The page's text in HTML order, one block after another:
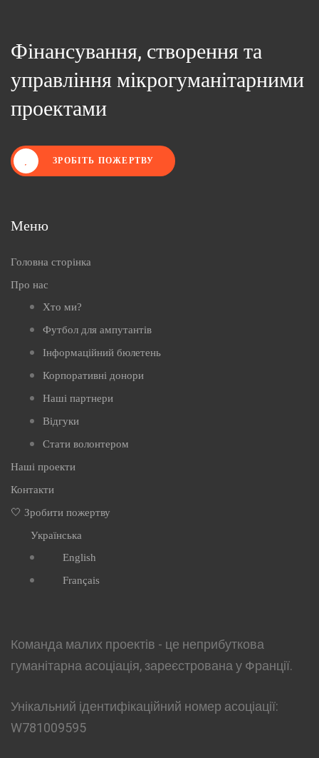
Фінансування, створення та
управління мікрогуманітарними
проектами
ЗРОБІТЬ ПОЖЕРТВУ
Меню
Головна сторінка
Про нас
Хто ми?
Футбол для ампутантів
Інформаційний бюлетень
Корпоративні донори
Наші партнери
Відгуки
Стати волонтером
Наші проекти
Контакти
🤍 Зробити пожертву
Українська
English
Français
Команда малих проектів - це неприбуткова
гуманітарна асоціація, зареєстрована у Франції.
Унікальний ідентифікаційний номер асоціації:
W781009595